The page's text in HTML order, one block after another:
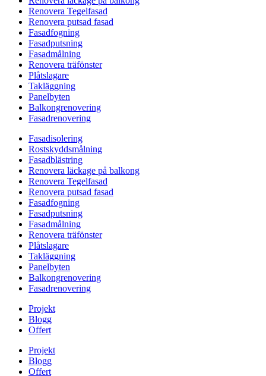
Renovera Tegelfasad
Renovera putsad fasad
Fasadfogning
Fasadputsning
Fasadmålning
Renovera träfönster
Plåtslagare
Takläggning
Panelbyten
Balkongrenovering
Fasadrenovering
Fasadisolering
Rostskyddsmålning
Fasadblästring
Renovera läckage på balkong
Renovera Tegelfasad
Renovera putsad fasad
Fasadfogning
Fasadputsning
Fasadmålning
Renovera träfönster
Plåtslagare
Takläggning
Panelbyten
Balkongrenovering
Fasadrenovering
Projekt
Blogg
Offert
Projekt
Blogg
Offert